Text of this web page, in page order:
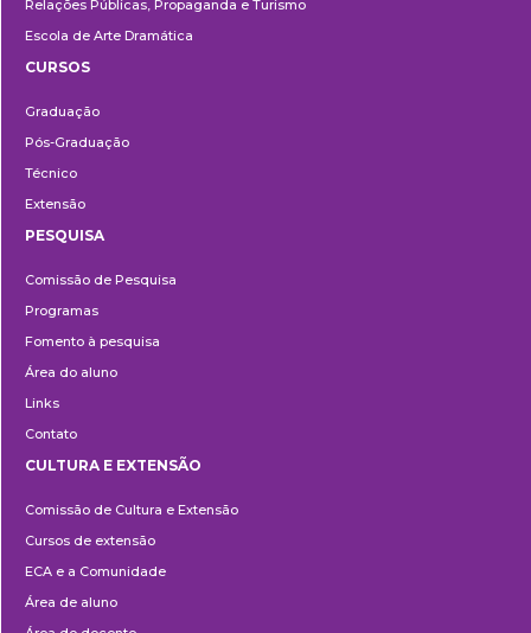
Relações Públicas, Propaganda e Turismo
Escola de Arte Dramática
CURSOS
Graduação
Pós-Graduação
Técnico
Extensão
PESQUISA
Comissão de Pesquisa
Programas
Fomento à pesquisa
Área do aluno
Links
Contato
e
Extensão
CULTURA E EXTENSÃO
Comissão de Cultura e Extensão
Cursos de extensão
ECA e a Comunidade
Área de aluno